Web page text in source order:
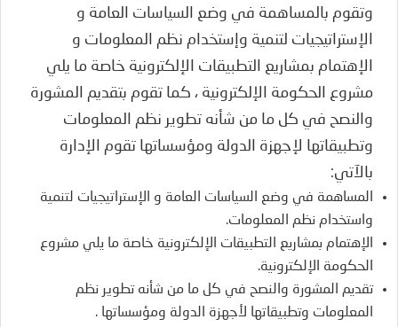
وتقوم بالمساهمة في وضع السياسات العامة و
الإستراتيجيات لتنمية وإستخدام نظم المعلومات و
الإهتمام بمشاريع التطبيقات الإلكترونية خاصة ما يلي
مشروع الحكومة الإلكترونية ، كما تقوم بتقديم المشورة
والنصح في كل ما من شأنه تطوير نظم المعلومات
وتطبيقاتها لإجهزة الدولة ومؤسساتها تقوم الإدارة
بالآتي:
المساهمة في وضع السياسات العامة و الإستراتيجيات لتنمية
واستخدام نظم المعلومات.
الإهتمام بمشاريع التطبيقات الإلكترونية خاصة ما يلي مشروع
الحكومة الإلكترونية.
تقديم المشورة والنصح في كل ما من شأنه تطوير نظم
المعلومات وتطبيقاتها لأجهزة الدولة ومؤسساتها .